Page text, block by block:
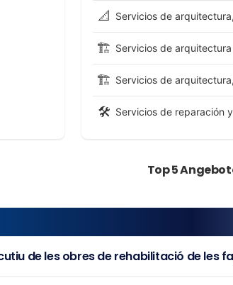
📐
🏗️
🏗️
🛠️
Top 5
de les obres de rehabilitació de les